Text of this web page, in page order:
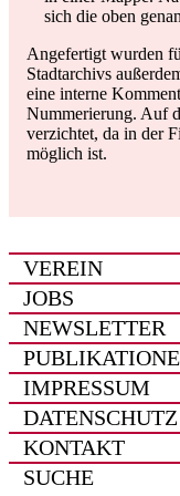
sich die oben
Angefertigt wurden
Stadtarchivs
eine interne
Nummerierung. Auf
verzichtet, da in der
möglich ist.
VEREIN
JOBS
NEWSLETTER
IMPRESSUM
DATENSCHUTZ
KONTAKT
SUCHE